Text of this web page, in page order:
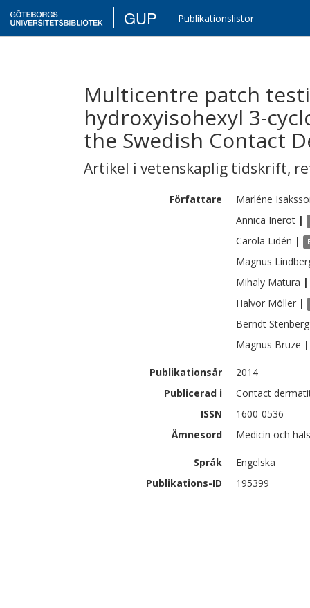
GUP Publikationslistor
Multicentre patch
hydroxyisohexyl 3-
the Swedish Contact
Artikel i vetenskaplig tidskrift,
Författare Marléne
Annica Inerot |
Carola Lidén |
Magnus
Mihaly Matura |
Halvor Möller |
Berndt Stenberg
Magnus Bruze |
Publikationsår
2014
Publicerad i
Contact
ISSN
1600-0536
Ämnesord
Medicin och
Språk
Engelska
Publikations-ID
195399